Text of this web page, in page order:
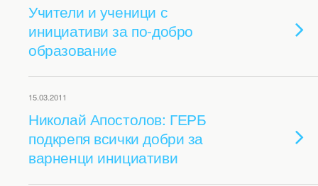
Учители и ученици с
инициативи за по-добро
образование
15.03.2011
Николай Апостолов: ГЕРБ
подкрепя всички добри за
варненци инициативи